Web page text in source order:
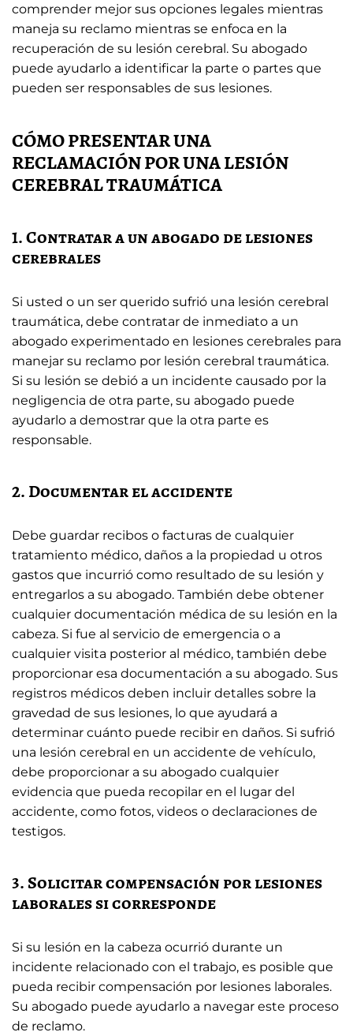
comprender mejor sus opciones legales mientras
maneja su reclamo mientras se enfoca en la
recuperación de su lesión cerebral. Su abogado
puede ayudarlo a identificar la parte o partes que
pueden ser responsables de sus lesiones.
CÓMO PRESENTAR UNA
RECLAMACIÓN POR UNA LESIÓN
CEREBRAL TRAUMÁTICA
1. Contratar a un abogado de lesiones
cerebrales
Si usted o un ser querido sufrió una lesión cerebral
traumática, debe contratar de inmediato a un
abogado experimentado en lesiones cerebrales para
manejar su reclamo por lesión cerebral traumática.
Si su lesión se debió a un incidente causado por la
negligencia de otra parte, su abogado puede
ayudarlo a demostrar que la otra parte es
responsable.
2. Documentar el accidente
Debe guardar recibos o facturas de cualquier
tratamiento médico, daños a la propiedad u otros
gastos que incurrió como resultado de su lesión y
entregarlos a su abogado. También debe obtener
cualquier documentación médica de su lesión en la
cabeza. Si fue al servicio de emergencia o a
cualquier visita posterior al médico, también debe
proporcionar esa documentación a su abogado. Sus
registros médicos deben incluir detalles sobre la
gravedad de sus lesiones, lo que ayudará a
determinar cuánto puede recibir en daños. Si sufrió
una lesión cerebral en un accidente de vehículo,
debe proporcionar a su abogado cualquier
evidencia que pueda recopilar en el lugar del
accidente, como fotos, videos o declaraciones de
testigos.
3. Solicitar compensación por lesiones
laborales si corresponde
Si su lesión en la cabeza ocurrió durante un
incidente relacionado con el trabajo, es posible que
pueda recibir compensación por lesiones laborales.
Su abogado puede ayudarlo a navegar este proceso
de reclamo.